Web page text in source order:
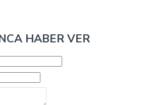
HABER VER